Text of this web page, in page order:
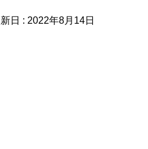
日 : 2022年8月14日